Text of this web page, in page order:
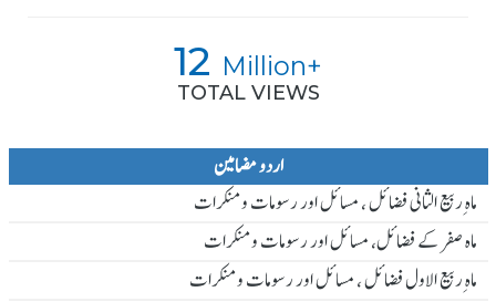
12 Million+
TOTAL VIEWS
اردو مضامین
ماہ ِربیع الثانی فضائل ، مسائل اور رسومات و منکرات
ماہ صفر کے فضائل، مسائل اور رسومات و منکرات
ماہ ِربیع الاول فضائل ، مسائل اور رسومات و منکرات